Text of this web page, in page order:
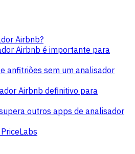
Airbnb?
Airbnb é importante para
anfitriões sem um analisador
Airbnb definitivo para
outros apps de analisador